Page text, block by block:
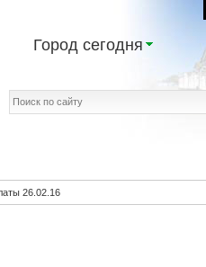
Город сегодня
26.02.16